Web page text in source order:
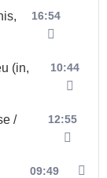
16:54
(in,
10:44
/
12:55
09:49